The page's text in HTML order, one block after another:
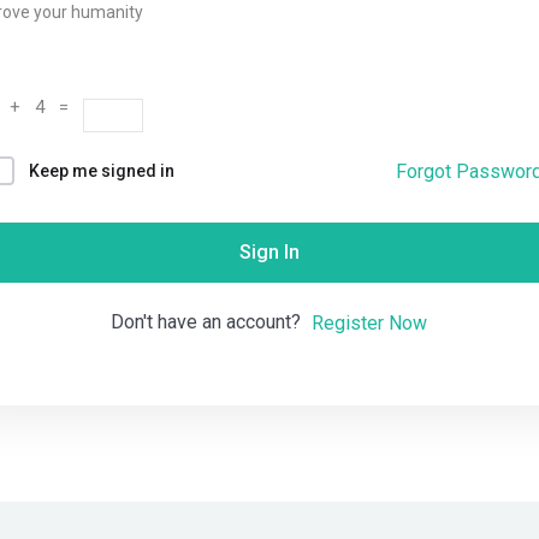
your humanity
+ 4 =
Keep me signed in Forgot
Sign In
Don't have an account? Register Now